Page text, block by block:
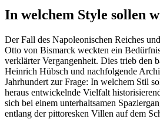
In welchem Style sollen
Der Fall des Napoleonischen Reiches
Otto von Bismarck weckten ein
verklärter Vergangenheit. Dies trieb den
Heinrich Hübsch und nachfolgende
Jahrhundert zur Frage: In welchem Stil
heraus entwickelnde Vielfalt
sich bei einem unterhaltsamen
entlang der pittoresken Villen auf dem